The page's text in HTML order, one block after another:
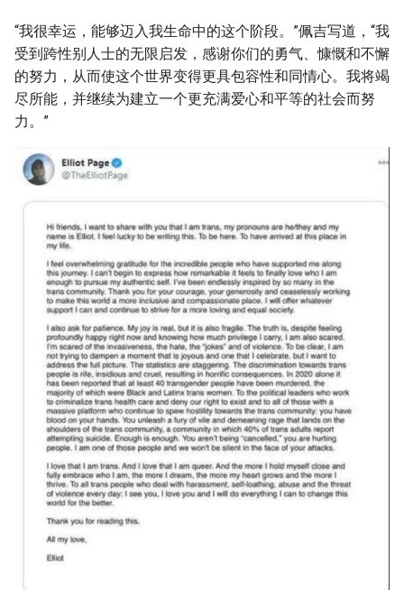
“我很幸运，能够迈入我生命中的这个阶段。”佩吉写道，“我
受到跨性别人士的无限启发，感谢你们的勇气、慷慨和不懈
的努力，从而使这个世界变得更具包容性和同情心。我将竭
尽所能，并继续为建立一个更充满爱心和平等的社会而努
力。”